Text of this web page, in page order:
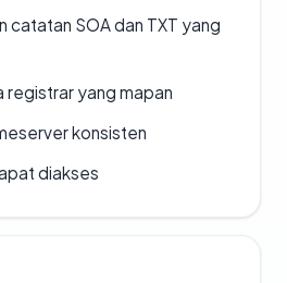
catatan SOA dan TXT yang
yang mapan
konsisten
diakses